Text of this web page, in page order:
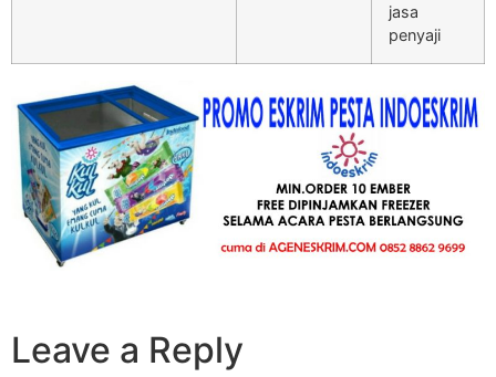
jasa
penyaji
Leave a Reply